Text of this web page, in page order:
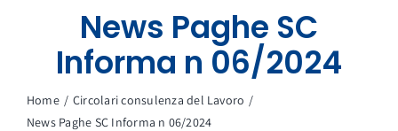
Immobiliare
News Paghe SC
Informa n 06/2024
Home
Circolari consulenza del Lavoro
News Paghe SC Informa n 06/2024